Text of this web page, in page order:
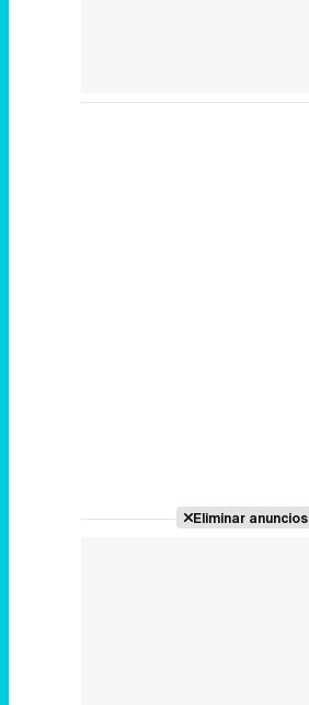
Eliminar anuncios